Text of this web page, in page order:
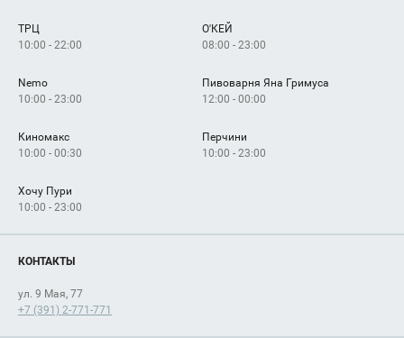
Как добраться
ТРЦ
10:00 - 22:00
О'КЕЙ
08:00 - 23:00
Nemo
10:00 - 23:00
Пивоварня Яна Гримуса
12:00 - 00:00
Киномакс
10:00 - 00:30
Перчини
10:00 - 23:00
Хочу Пури
10:00 - 23:00
КОНТАКТЫ
ул. 9 Мая, 77
+7 (391) 2-771-771